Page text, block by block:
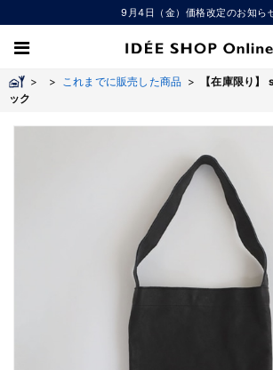
9月4日（金）価格改定のお知ら
> > これまでに販売した商品 >
【在庫限り
ック